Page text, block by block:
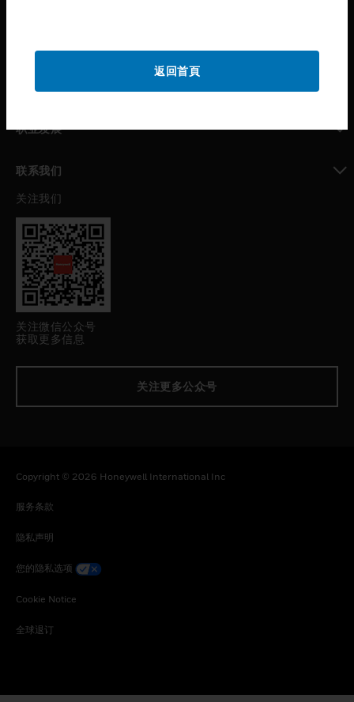
职业发展
联系我们
toggle view
关注我们
关注微信公众号
获取更多信息
关注更多公众号
Copyright © 2026 Honeywell International Inc
服务条款
隐私声明
您的隐私选项
Cookie Notice
全球退订
返回首頁